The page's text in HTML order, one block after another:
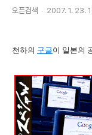
오픈검색 2007. 1. 23.
천하의 구글이 일본의